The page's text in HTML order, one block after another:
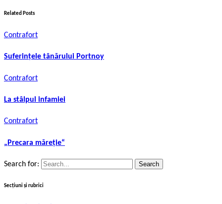
Related Posts
Contrafort
Suferințele tânărului Portnoy
Contrafort
La stâlpul infamiei
Contrafort
„Precara măreție“
Search for:
Secțiuni și rubrici